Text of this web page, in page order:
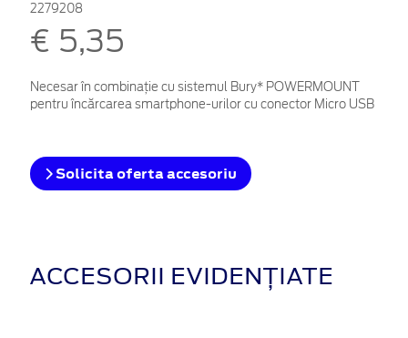
2279208
€ 5,35
Necesar în combinație cu sistemul Bury* POWERMOUNT
pentru încărcarea smartphone-urilor cu conector Micro USB
Solicita oferta accesoriu
ACCESORII EVIDENȚIATE